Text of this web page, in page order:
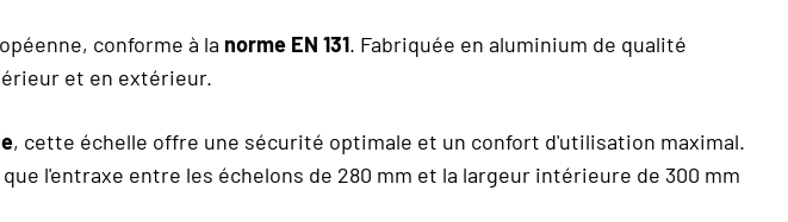
conforme à la norme EN 131. Fabriquée en aluminium de qualité
et en extérieur.
, cette échelle offre une sécurité optimale et un confort d'utilisation maximal.
l'entraxe entre les échelons de 280 mm et la largeur intérieure de 300 mm